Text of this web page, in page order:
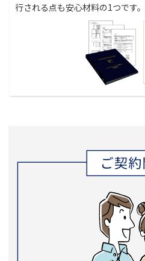
行される点も安心材料の1つです。